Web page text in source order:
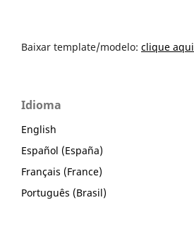
Baixar template/modelo: clique aqui
Idioma
English
Español (España)
Français (France)
Português (Brasil)